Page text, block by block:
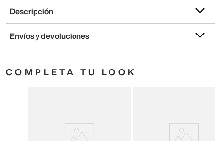
Descripción
Envíos y devoluciones
COMPLETA TU LOOK